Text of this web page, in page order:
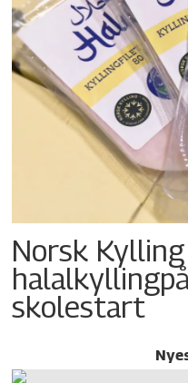
Norsk
skolestart